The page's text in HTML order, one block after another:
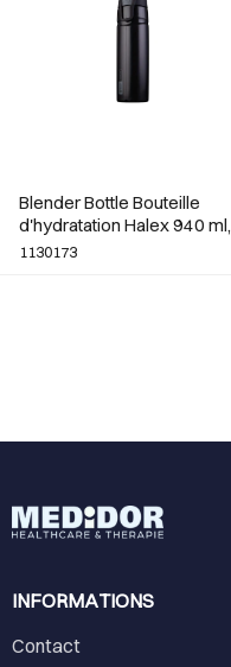
Blender Bottle Bouteille
d'hydratation Halex 940 ml,
noir
1130173
INFORMATIONS
Contact